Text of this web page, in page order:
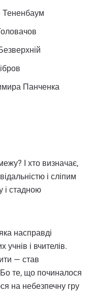
Тененбаум
Панченка
І хто визначає,
і сліпим
і стадною
насправді
і вчителів.
— став
те, що починалося
на небезпечну гру